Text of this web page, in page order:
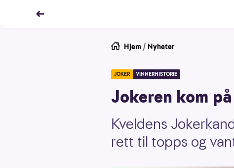
Hjem / Nyheter
JOKER VINNERHISTORIE
Jokeren kom
Kveldens
rett til topps og